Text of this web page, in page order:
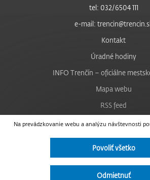
Na prevádzkovanie webu a analýzu návštevnosti
Povoliť všetko
Odmietnuť
tel: 032/6504 111
e-mail:
Kontakt
Úradné hodiny
INFO Trenčín – oficiálne
Mapa webu
RSS feed
Nastavenie cookies
Facebook
Instagram